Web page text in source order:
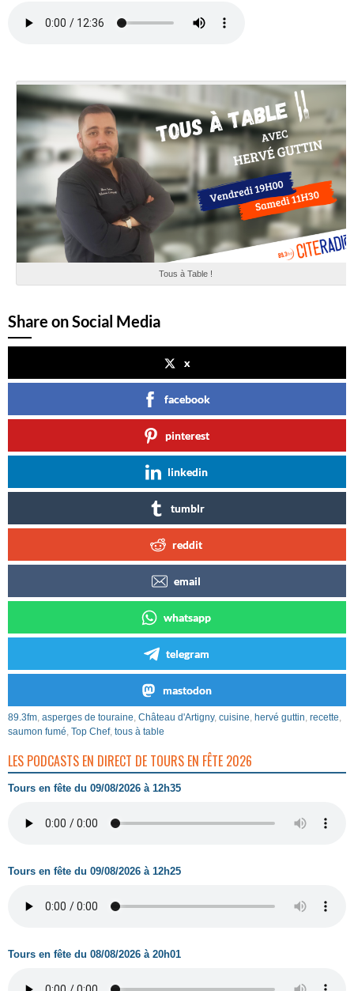
Tous à Table !
Share on Social Media
x
facebook
pinterest
linkedin
tumblr
reddit
email
whatsapp
telegram
mastodon
89.3fm asperges de touraine Château d'Artigny, cuisine hervé guttin recette
saumon fumé Top Chef, tous à table
LES PODCASTS EN DIRECT DE TOURS EN FÊTE 2026
Tours en fête du 09/08/2026 à 12h35
Tours en fête du 09/08/2026 à 12h25
Tours en fête du 08/08/2026 à 20h01